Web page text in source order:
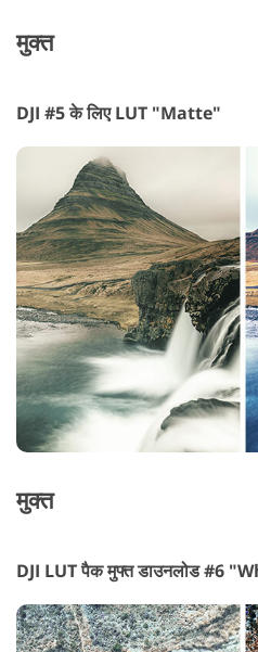
मुक्त
DJI #5 के लिए LUT "Matte"
मुक्त
DJI LUT पैक मुफ्त डाउनलोड #6